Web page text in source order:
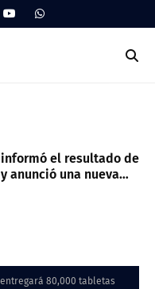
informó el resultado de
anunció una nueva
80,000 tabletas